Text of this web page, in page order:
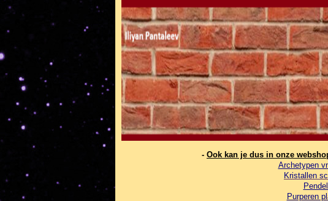
- Ook kan je dus in onze
Archetypen
Kristallen
Purperen